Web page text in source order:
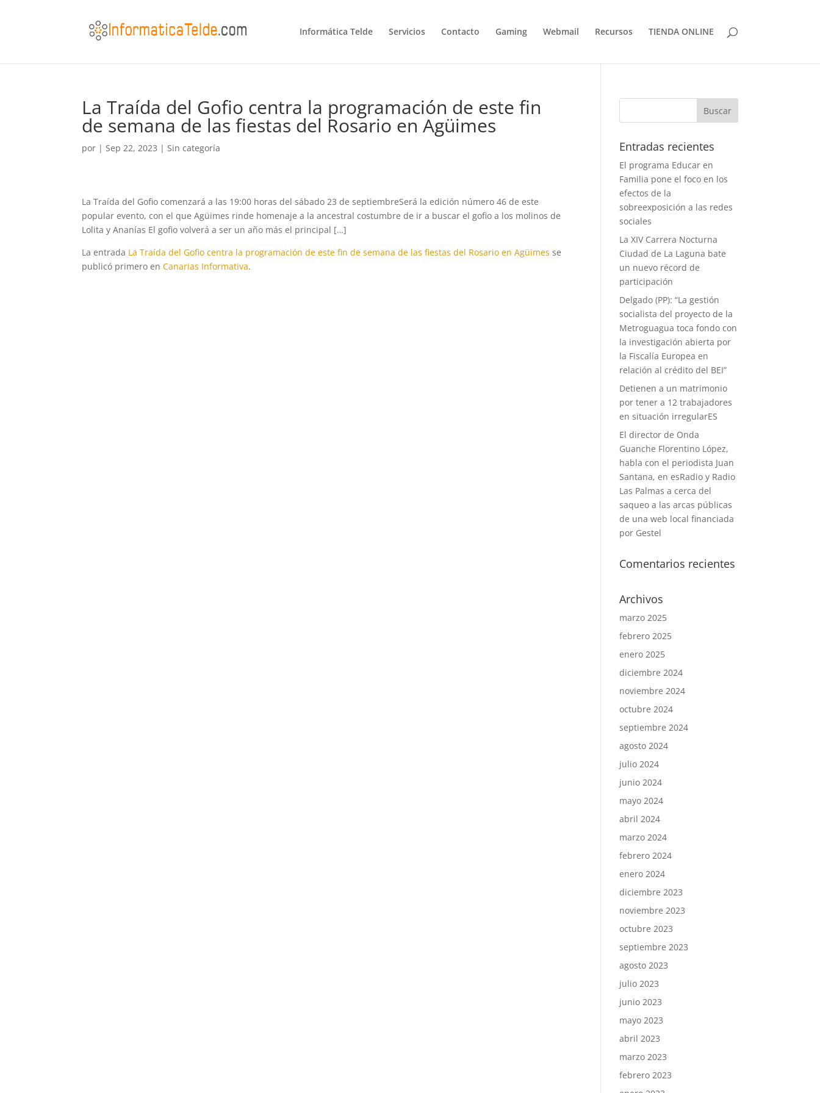
Informática Telde Servicios Contacto Gaming Webmail Recursos TIENDA ONLINE
La Traída del Gofio centra la programación de este fin
de semana de las fiestas del Rosario en Agüimes
por |Sep 22, 2023 |Sin categoría
La Traída del Gofio comenzará a las 19:00 horas del sábado 23 de septiembreSerá la edición número 46 de este
popular evento, con el que Agüimes rinde homenaje a la ancestral costumbre de ir a buscar el gofio a los molinos de
Lolita y Ananías El gofio volverá a ser un año más el principal […]
La entrada La Traída del Gofio centra la programación de este fin de semana de las fiestas del Rosario en Agüimes se
publicó primero enCanarias Informativa.
Entradas recientes
El programa Educar en
Familia pone el foco en los
efectos de la
sobreexposición a las redes
sociales
La XIV Carrera Nocturna
Ciudad de La Laguna bate
un nuevo récord de
participación
Delgado (PP): “La gestión
socialista del proyecto de la
Metroguagua toca fondo con
la investigación abierta por
la Fiscalía Europea en
relación al crédito del BEI”
Detienen a un matrimonio
por tener a 12 trabajadores
en situación irregularES
El director de Onda
Guanche Florentino López,
habla con el periodista Juan
Santana, en esRadio y Radio
Las Palmas a cerca del
saqueo a las arcas públicas
de una web local financiada
por Gestel
Comentarios recientes
Archivos
marzo 2025
febrero 2025
enero 2025
diciembre 2024
noviembre 2024
octubre 2024
septiembre 2024
agosto 2024
julio 2024
junio 2024
mayo 2024
abril 2024
marzo 2024
febrero 2024
enero 2024
diciembre 2023
noviembre 2023
octubre 2023
septiembre 2023
agosto 2023
julio 2023
junio 2023
mayo 2023
abril 2023
marzo 2023
febrero 2023